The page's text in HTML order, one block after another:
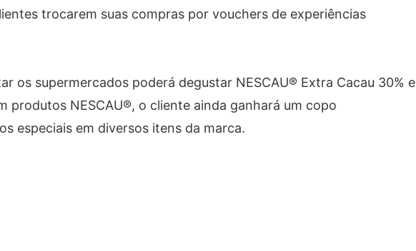
trocarem suas compras por vouchers de experiências
os supermercados poderá degustar NESCAU® Extra Cacau 30% e
produtos NESCAU®, o cliente ainda ganhará um copo
especiais em diversos itens da marca.